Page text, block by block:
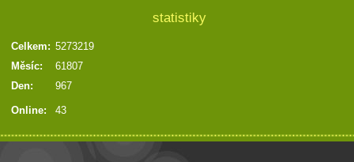
statistiky
Online: 43
Celkem: 5273219
Měsíc:
61807
Den:
967